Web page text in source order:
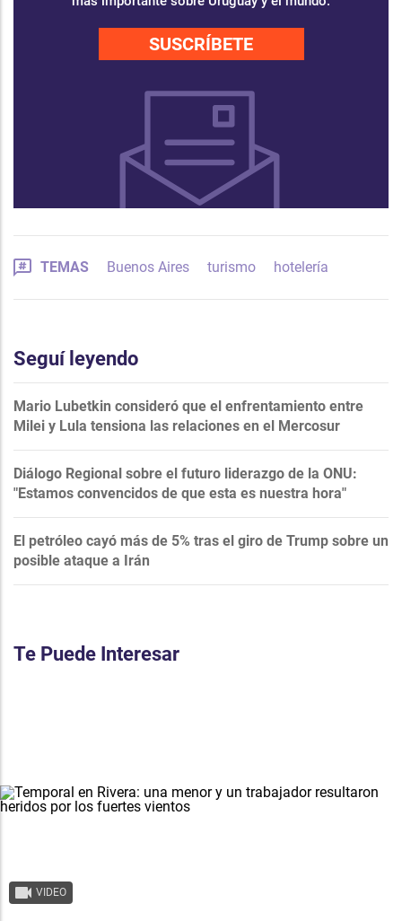
SUSCRÍBETE
TEMAS Buenos Aires turismo hotelería
Seguí leyendo
Mario Lubetkin consideró que el enfrentamiento entre
Milei y Lula tensiona las relaciones en el Mercosur
Diálogo Regional sobre el futuro liderazgo de la ONU:
"Estamos convencidos de que esta es nuestra hora"
El petróleo cayó más de 5% tras el giro de Trump sobre un
posible ataque a Irán
Te Puede Interesar
VIDEO